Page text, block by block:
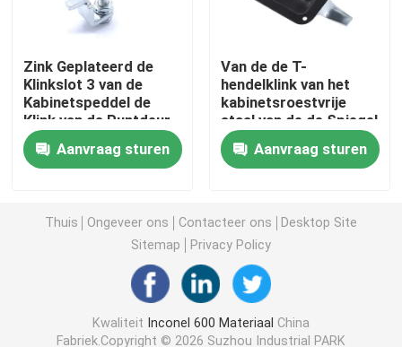
Hastelloy C 22
Hastelloy C 276
Hastelloy B
Hastelloy B3
Zink Geplateerd de
Klinkslot 3 van de
Kabinetspeddel de
Klink van de Puntdeur
Aanvraag sturen
Van de de T-
hendelklink van het
kabinetsroestvrije
staal van de de Spiegel
Pools Vrachtwagen de
Aanhangwagenslot
Aanvraag sturen
Thuis Ongeveer ons Contacteer ons
Desktop Site
Sitemap
Privacy Policy
Kwaliteit Inconel 600 Materiaal China
Fabriek.Copyright © 2026 Suzhou Industrial PARK